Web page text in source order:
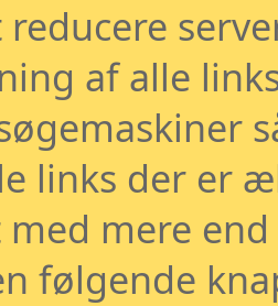
reducere
af alle
links der er
mere
følgende